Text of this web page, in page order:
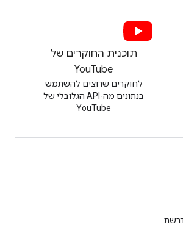
תוכנית החוקרים של
YouTube
לחוקרים שרוצים להשתמש
בנתונים מה-API הגלובלי של
YouTube